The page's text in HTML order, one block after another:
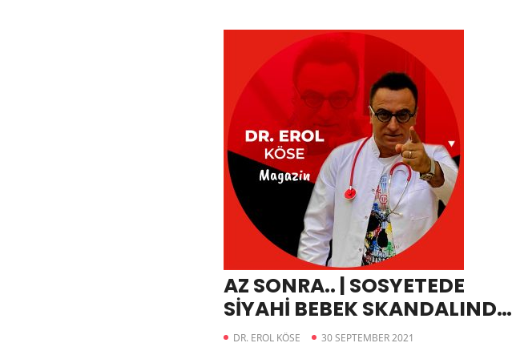
AZ SONRA.. | SOSYETEDE
SİYAHİ BEBEK SKANDALINDA
2.PERDE
DR. EROL KÖSE 30 SEPTEMBER 2021